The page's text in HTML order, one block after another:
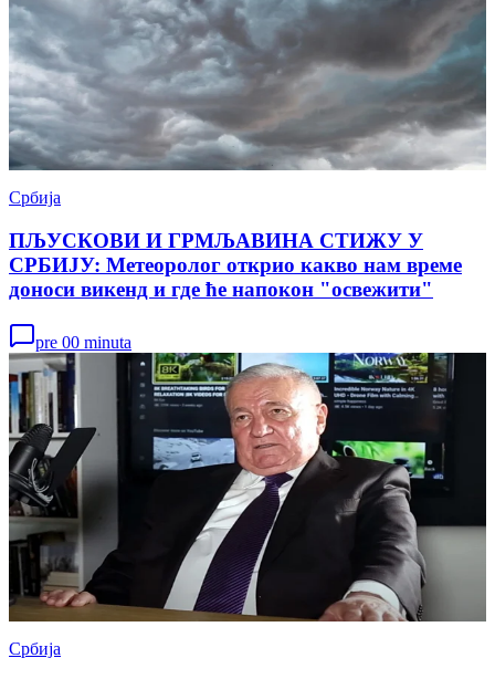
Србија
ПЉУСКОВИ И ГРМЉАВИНА СТИЖУ У
СРБИЈУ: Метеоролог открио какво нам време
доноси викенд и где ће напокон "освежити"
pre 00 minuta
Србија